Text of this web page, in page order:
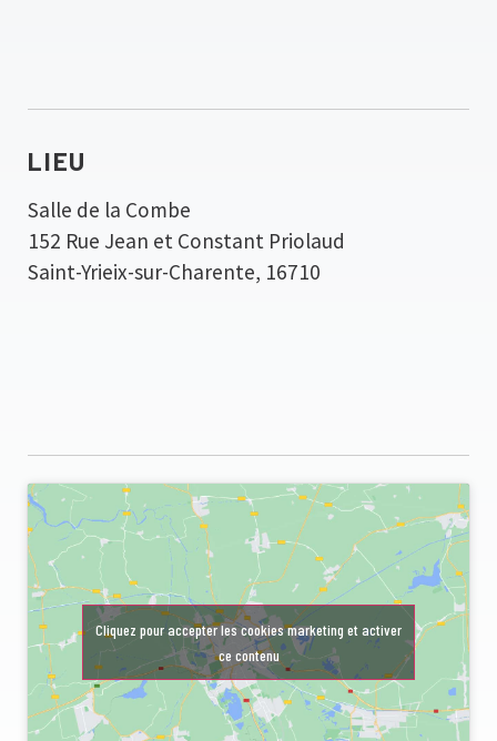
LIEU
Salle de la Combe
152 Rue Jean et Constant Priolaud
Saint-Yrieix-sur-Charente, 16710
Cliquez pour accepter les cookies marketing et activer
ce contenu